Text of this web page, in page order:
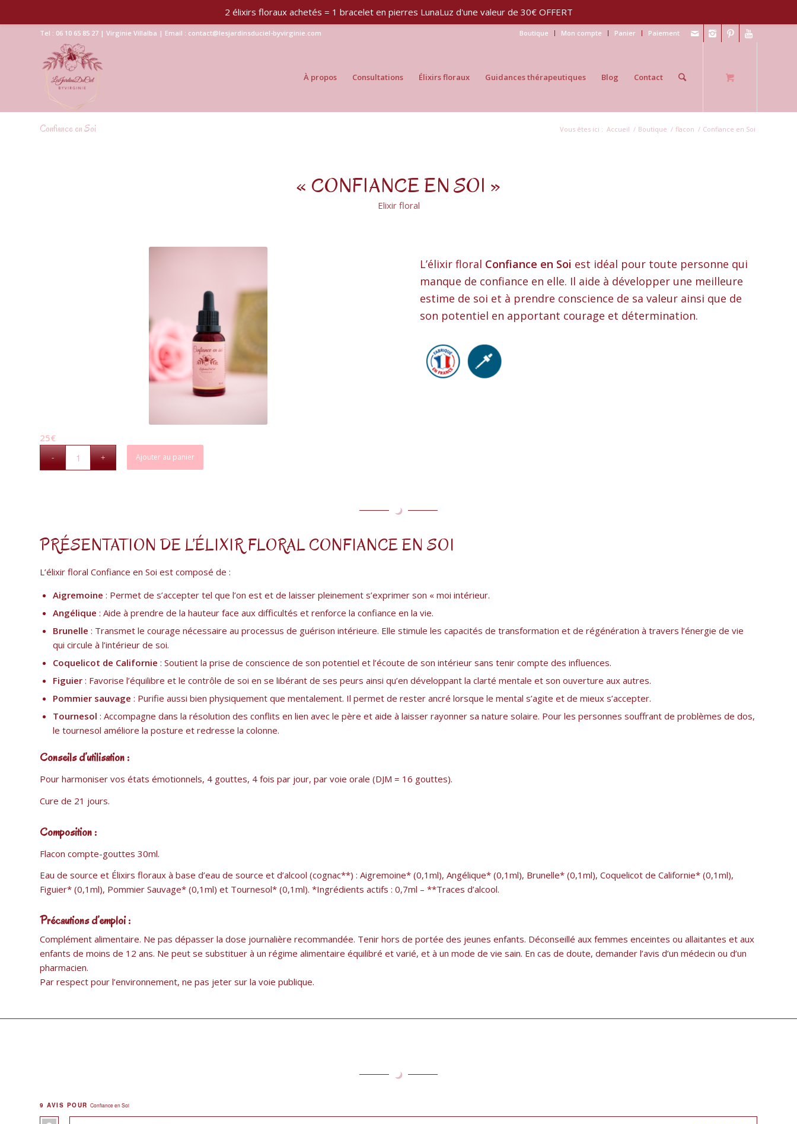
Boutique Mon compte Panier Paiement
Tel : 06 10 65 85 27 | Virginie Villalba | Email : contact@lesjardinsduciel-byvirginie.com
À propos Consultations Élixirs floraux Guidances thérapeutiques Blog Contact
Confiance en Soi Vous êtes ici : Accueil / Boutique / flacon / Confiance en Soi
« CONFIANCE EN SOI »
Elixir floral
25€
Ajouter au panier
L’élixir floral Confiance en Soi est idéal pour toute personne qui
manque de confiance en elle. Il aide à développer une meilleure
estime de soi et à prendre conscience de sa valeur ainsi que de
son potentiel en apportant courage et détermination.
PRÉSENTATION DE L’ÉLIXIR FLORAL CONFIANCE EN SOI
L’élixir floral Confiance en Soi est composé de :
Aigremoine : Permet de s’accepter tel que l’on est et de laisser pleinement s’exprimer son « moi intérieur.
Angélique : Aide à prendre de la hauteur face aux difficultés et renforce la confiance en la vie.
Brunelle : Transmet le courage nécessaire au processus de guérison intérieure. Elle stimule les capacités de transformation et de régénération à travers l’énergie de vie
qui circule à l’intérieur de soi.
Coquelicot de Californie : Soutient la prise de conscience de son potentiel et l’écoute de son intérieur sans tenir compte des influences.
Figuier : Favorise l’équilibre et le contrôle de soi en se libérant de ses peurs ainsi qu’en développant la clarté mentale et son ouverture aux autres.
Pommier sauvage : Purifie aussi bien physiquement que mentalement. Il permet de rester ancré lorsque le mental s’agite et de mieux s’accepter.
Tournesol : Accompagne dans la résolution des conflits en lien avec le père et aide à laisser rayonner sa nature solaire. Pour les personnes souffrant de problèmes de dos,
le tournesol améliore la posture et redresse la colonne.
Conseils d’utilisation :
Pour harmoniser vos états émotionnels, 4 gouttes, 4 fois par jour, par voie orale (DJM = 16 gouttes).
Cure de 21 jours.
Composition :
Flacon compte-gouttes 30ml.
Eau de source et Élixirs floraux à base d’eau de source et d’alcool (cognac**) : Aigremoine* (0,1ml), Angélique* (0,1ml), Brunelle* (0,1ml), Coquelicot de Californie* (0,1ml),
Figuier* (0,1ml), Pommier Sauvage* (0,1ml) et Tournesol* (0,1ml). *Ingrédients actifs : 0,7ml – **Traces d’alcool.
Précautions d’emploi :
Complément alimentaire. Ne pas dépasser la dose journalière recommandée. Tenir hors de portée des jeunes enfants. Déconseillé aux femmes enceintes ou allaitantes et aux
enfants de moins de 12 ans. Ne peut se substituer à un régime alimentaire équilibré et varié, et à un mode de vie sain. En cas de doute, demander l’avis d’un médecin ou d’un
pharmacien.
Par respect pour l’environnement, ne pas jeter sur la voie publique.
9 AVIS POUR Confiance en Soi
2 élixirs floraux achetés = 1 bracelet en pierres LunaLuz d'une valeur de 30€ OFFERT